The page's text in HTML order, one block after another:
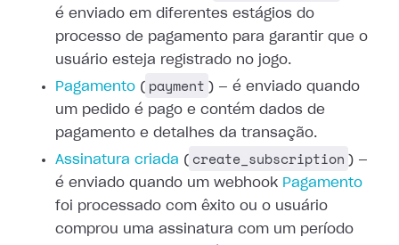
é enviado em diferentes estágios do
processo de pagamento para garantir que o
usuário esteja registrado no jogo.
Pagamento ( payment ) — é enviado quando
um pedido é pago e contém dados de
pagamento e detalhes da transação.
Assinatura criada ( create_subscription ) —
é enviado quando um webhook Pagamento
foi processado com êxito ou o usuário
comprou uma assinatura com um período